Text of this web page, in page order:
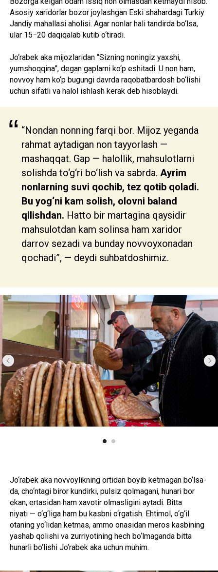
Asosiy xaridorlar bozor joylashgan Eski shahardagi Turkiy
Jandiy mahallasi aholisi. Agar nonlar hali tandirda bo‘lsa,
ular 15−20 daqiqalab kutib o‘tiradi.
Jo‘rabek aka mijozlaridan “Sizning noningiz yaxshi,
yumshoqqina”, degan gaplarni ko‘p eshitadi. U non ham,
novvoy ham ko‘p bugungi davrda raqobatbardosh bo‘lishi
uchun sifatli va halol ishlash kerak deb hisoblaydi.
“ “Nondan nonning farqi bor. Mijoz yeganda
rahmat aytadigan non tayyorlash —
mashaqqat. Gap — halollik, mahsulotlarni
solishda to‘g‘ri bo‘lish va sabrda. Ayrim
nonlarning suvi qochib, tez qotib qoladi.
Bu yog‘ni kam solish, olovni baland
qilishdan. Hatto bir martagina qaysidir
mahsulotdan kam solinsa ham xaridor
darrov sezadi va bunday novvoyxonadan
qochadi”, — deydi suhbatdoshimiz.
Jo‘rabek aka novvoylikning ortidan boyib ketmagan bo‘lsa-
da, cho‘ntagi biror kundirki, pulsiz qolmagani, hunari bor
ekan, ertasidan ham xavotir olmasligini aytadi. Bitta
niyati — o‘g‘liga ham bu kasbni o‘rgatish. Ehtimol, o‘g‘il
otaning yo‘lidan ketmas, ammo onasidan meros kasbining
yashab qolishi va zurriyotining hech bo‘lmaganda bitta
hunarli bo‘lishi Jo‘rabek aka uchun muhim.